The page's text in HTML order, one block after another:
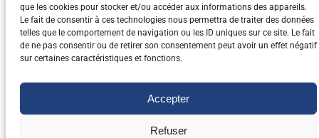
que les cookies pour stocker et/ou accéder aux informations des appareils.
Le fait de consentir à ces technologies nous permettra de traiter des données
telles que le comportement de navigation ou les ID uniques sur ce site. Le fait
de ne pas consentir ou de retirer son consentement peut avoir un effet négatif
sur certaines caractéristiques et fonctions.
Accepter
Refuser
© 2025 All Rights Reserved, IMEX-CO
Mentions légales et vie privéeCookies
Conditions Générales de Vente